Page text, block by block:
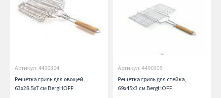
Артикул: 4490304
Решетка гриль для овощей,
63х28.5х7 см BergHOFF
Артикул: 4490305
Решетка гриль для стейка,
69х45х3 см BergHOFF